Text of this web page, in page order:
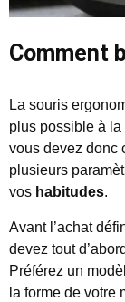
Comment
La souris
plus possible à la
vous devez donc
plusieurs
vos habitudes.
Avant l’achat
devez tout
Préférez un
la forme de votre